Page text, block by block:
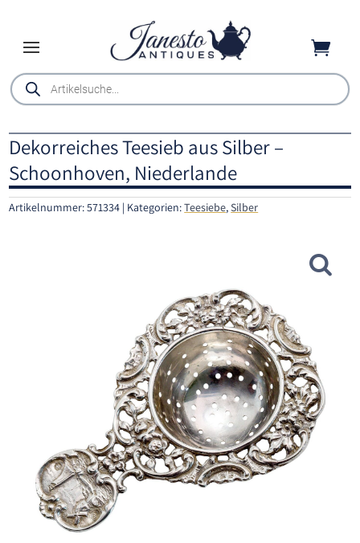

Products
search
Dekorreiches Teesieb aus Silber –
Schoonhoven, Niederlande
Artikelnummer:571334 Kategorien:Teesiebe,Silber